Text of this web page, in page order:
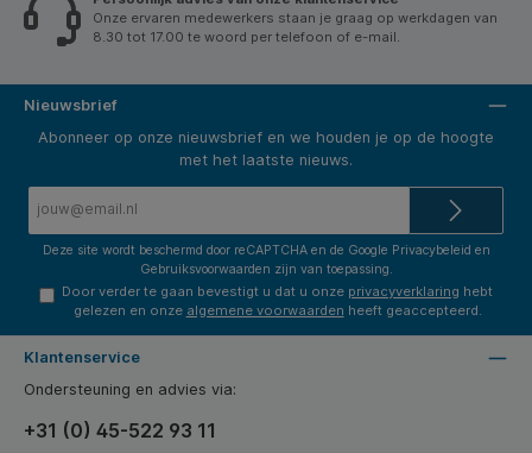
Onze ervaren medewerkers staan je graag op werkdagen van
8.30 tot 17.00 te woord per telefoon of e-mail.
Nieuwsbrief
Abonneer op onze nieuwsbrief en we houden je op de hoogte
met het laatste nieuws.
Deze site wordt beschermd door reCAPTCHA en de Google Privacybeleid en
Gebruiksvoorwaarden zijn van toepassing.
Door verder te gaan bevestigt u dat u onze privacyverklaring hebt
gelezen en onze algemene voorwaarden heeft geaccepteerd.
Klantenservice
Ondersteuning en advies via:
+31 (0) 45-522 93 11